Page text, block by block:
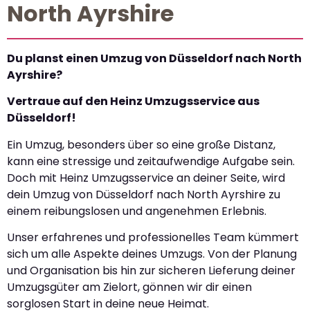
North Ayrshire
Du planst einen Umzug von Düsseldorf nach North
Ayrshire?
Vertraue auf den Heinz Umzugsservice aus
Düsseldorf!
Ein Umzug, besonders über so eine große Distanz,
kann eine stressige und zeitaufwendige Aufgabe sein.
Doch mit Heinz Umzugsservice an deiner Seite, wird
dein Umzug von Düsseldorf nach North Ayrshire zu
einem reibungslosen und angenehmen Erlebnis.
Unser erfahrenes und professionelles Team kümmert
sich um alle Aspekte deines Umzugs. Von der Planung
und Organisation bis hin zur sicheren Lieferung deiner
Umzugsgüter am Zielort, gönnen wir dir einen
sorglosen Start in deine neue Heimat.